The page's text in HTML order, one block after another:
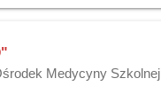
Medycyny Szkolnej